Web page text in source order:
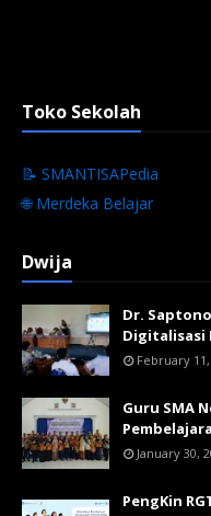
Toko Sekolah
📝 SMANTISAPedia
🌐 Merdeka Belajar
Dwija
Dr.
Digitalisasi
February
Guru SMA
January 30,
PengKin